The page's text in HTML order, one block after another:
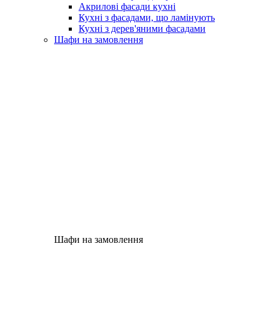
Акрилові фасади кухні
Кухні з фасадами, що ламінують
Кухні з дерев'яними фасадами
Шафи на замовлення
Шафи на замовлення